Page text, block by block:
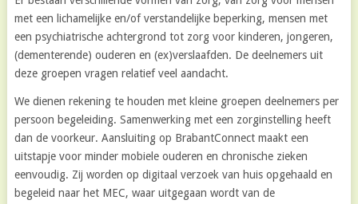
met een lichamelijke en/of verstandelijke beperking, mensen met
een psychiatrische achtergrond tot zorg voor kinderen, jongeren,
(dementerende) ouderen en (ex)verslaafden. De deelnemers uit
deze groepen vragen relatief veel aandacht.
We dienen rekening te houden met kleine groepen deelnemers per
persoon begeleiding. Samenwerking met een zorginstelling heeft
dan de voorkeur. Aansluiting op BrabantConnect maakt een
uitstapje voor minder mobiele ouderen en chronische zieken
eenvoudig. Zij worden op digitaal verzoek van huis opgehaald en
begeleid naar het MEC, waar uitgegaan wordt van de